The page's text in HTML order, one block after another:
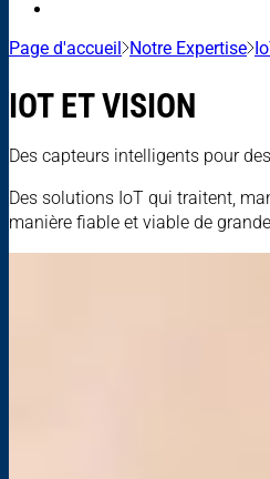
Page d'accueil Notre Expertise
IOT ET VISION
Des capteurs intelligents pour
Des solutions IoT qui traitent,
manière fiable et viable de